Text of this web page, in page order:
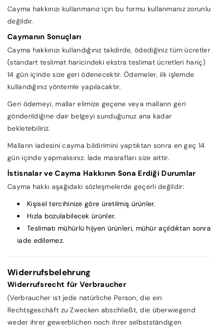
Cayma hakkınızı kullanmanız için bu formu kullanmanız zorunlu
değildir.
Caymanın Sonuçları
Cayma hakkınızı kullandığınız takdirde, ödediğiniz tüm ücretler
(standart teslimat haricindeki ekstra teslimat ücretleri hariç)
14 gün içinde size geri ödenecektir. Ödemeler, ilk işlemde
kullandığınız yöntemle yapılacaktır.
Geri ödemeyi, mallar elimize geçene veya malların geri
gönderildiğine dair belgeyi sunduğunuz ana kadar
bekletebiliriz.
Malların iadesini cayma bildirimini yaptıktan sonra en geç 14
gün içinde yapmalısınız. İade masrafları size aittir.
İstisnalar ve Cayma Hakkının Sona Erdiği Durumlar
Cayma hakkı aşağıdaki sözleşmelerde geçerli değildir:
Kişisel tercihinize göre üretilmiş ürünler.
Hızla bozulabilecek ürünler.
Teslimatı mühürlü hijyen ürünleri, mühür açıldıktan sonra
iade edilemez.
Widerrufsbelehrung
Widerrufsrecht für Verbraucher
(Verbraucher ist jede natürliche Person, die ein
Rechtsgeschäft zu Zwecken abschließt, die überwiegend
weder ihrer gewerblichen noch ihrer selbstständigen